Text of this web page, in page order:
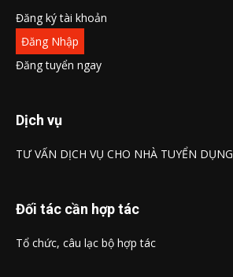
Đăng ký tài khoản
Đăng Nhập
Đăng tuyển ngay
Dịch vụ
TƯ VẤN DỊCH VỤ CHO NHÀ TUYỂN DỤNG
Đối tác cần hợp tác
Tổ chức, câu lạc bộ hợp tác